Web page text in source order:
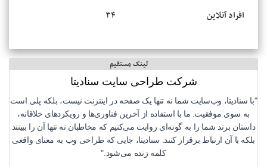
افراد آنلاین
۳۴
لینک مستقیم
شرکت طراحی سایت سنادیتا
"با سنادیتا، وب‌سایت شما نه تنها یک صفحه در اینترنت نیست، بلکه پلی است
به سوی موفقیت. ما با استفاده از آخرین فناوری‌ها و رویکردهای خلاقانه،
داستان برند شما را به گونه‌ای روایت می‌کنیم که مخاطبان نه تنها آن را ببینند
بلکه با آن ارتباط برقرار کنند. سنادیتا، جایی که طراحی وب به معنای واقعی
کلمه زنده می‌شود."